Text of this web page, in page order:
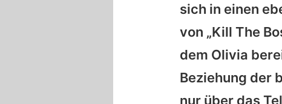
sich in einen
von „Kill The
dem Olivia
Beziehung der
nur über das